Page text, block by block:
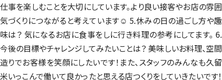
仕事を楽しむことを大切にしています。より良い接客やお店の雰囲
気づくりにつながると考えています☺️ 5.休みの日の過ごし方や趣
味は？ 気になるお店に食事をしに行き料理の参考にしてます。 6.
今後の目標やチャレンジしてみたいことは？ 美味しいお料理、空間
造りでお客様を笑顔にしたいです！また、スタッフのみんなも久留
米いっこんで働いて良かったと思える店つくりをしていきたいです！